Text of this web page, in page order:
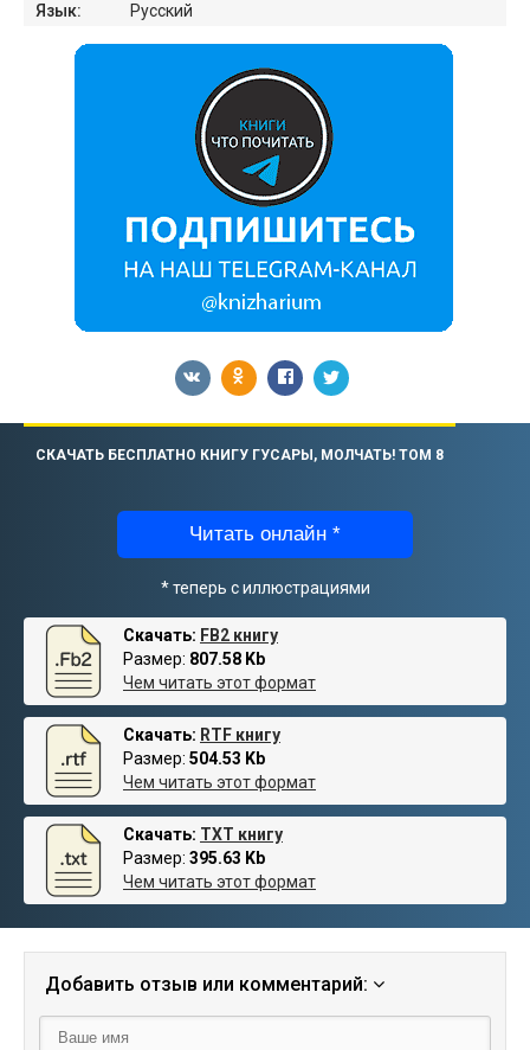
Язык:
Русский
СКАЧАТЬ БЕСПЛАТНО КНИГУ ГУСАРЫ, МОЛЧАТЬ! ТОМ 8
Читать онлайн *
* теперь с иллюстрациями
Скачать: FB2 книгу
Размер: 807.58 Kb
Чем читать этот формат
Скачать: RTF книгу
Размер: 504.53 Kb
Чем читать этот формат
Скачать: TXT книгу
Размер: 395.63 Kb
Чем читать этот формат
Добавить отзыв или комментарий: